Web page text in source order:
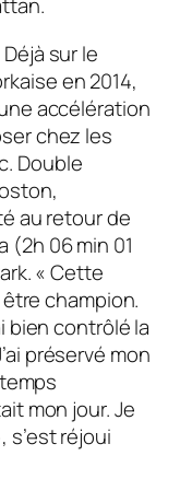
sur le
en 2014,
accélération
chez les
Double
au retour de
(2h 06 min 01
«Cette
être champion.
bien contrôlé la
préservé mon
mon jour. Je
, s’est réjoui